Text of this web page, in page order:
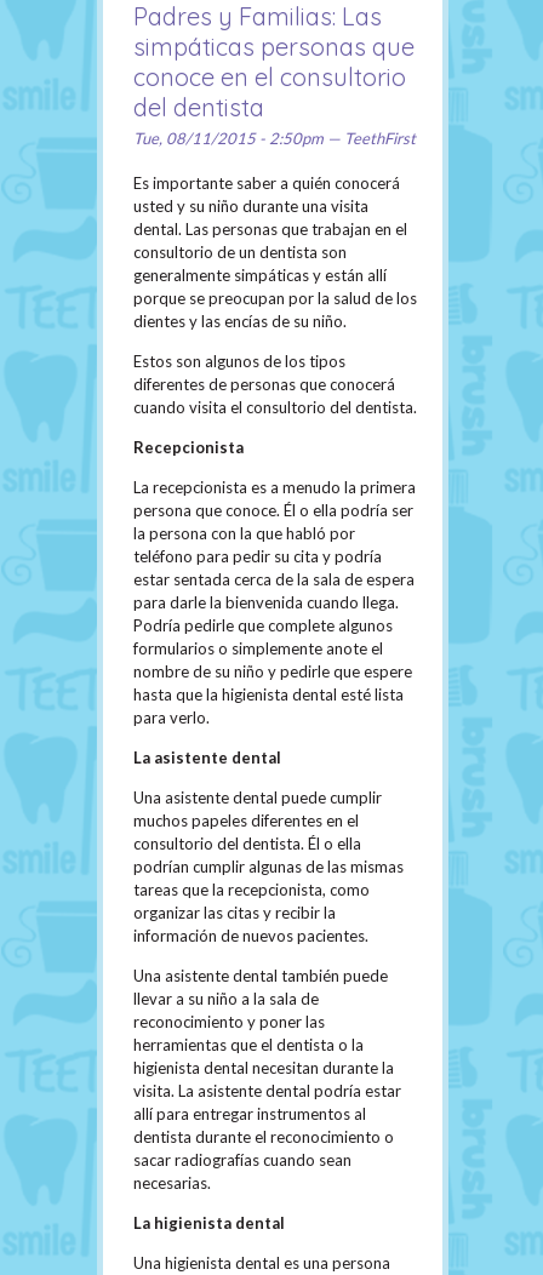
Padres y Familias: Las
simpáticas personas que
conoce en el consultorio
del dentista
Tue, 08/11/2015 - 2:50pm — TeethFirst
Es importante saber a quién conocerá
usted y su niño durante una visita
dental. Las personas que trabajan en el
consultorio de un dentista son
generalmente simpáticas y están allí
porque se preocupan por la salud de los
dientes y las encías de su niño.
Estos son algunos de los tipos
diferentes de personas que conocerá
cuando visita el consultorio del dentista.
Recepcionista
La recepcionista es a menudo la primera
persona que conoce. Él o ella podría ser
la persona con la que habló por
teléfono para pedir su cita y podría
estar sentada cerca de la sala de espera
para darle la bienvenida cuando llega.
Podría pedirle que complete algunos
formularios o simplemente anote el
nombre de su niño y pedirle que espere
hasta que la higienista dental esté lista
para verlo.
La asistente dental
Una asistente dental puede cumplir
muchos papeles diferentes en el
consultorio del dentista. Él o ella
podrían cumplir algunas de las mismas
tareas que la recepcionista, como
organizar las citas y recibir la
información de nuevos pacientes.
Una asistente dental también puede
llevar a su niño a la sala de
reconocimiento y poner las
herramientas que el dentista o la
higienista dental necesitan durante la
visita. La asistente dental podría estar
allí para entregar instrumentos al
dentista durante el reconocimiento o
sacar radiografías cuando sean
necesarias.
La higienista dental
Una higienista dental es una persona